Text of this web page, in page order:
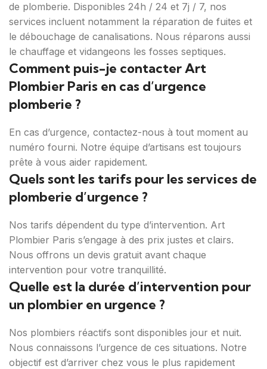
de plomberie. Disponibles 24h / 24 et 7j / 7, nos
services incluent notamment la réparation de fuites et
le débouchage de canalisations. Nous réparons aussi
le chauffage et vidangeons les fosses septiques.
Comment puis-je contacter Art
Plombier Paris en cas d’urgence
plomberie ?
En cas d’urgence, contactez-nous à tout moment au
numéro fourni. Notre équipe d’artisans est toujours
prête à vous aider rapidement.
Quels sont les tarifs pour les services de
plomberie d’urgence ?
Nos tarifs dépendent du type d’intervention. Art
Plombier Paris s’engage à des prix justes et clairs.
Nous offrons un devis gratuit avant chaque
intervention pour votre tranquillité.
Quelle est la durée d’intervention pour
un plombier en urgence ?
Nos plombiers réactifs sont disponibles jour et nuit.
Nous connaissons l’urgence de ces situations. Notre
objectif est d’arriver chez vous le plus rapidement